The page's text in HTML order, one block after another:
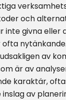
och
inte givna eller
av
är av
karaktär,
av